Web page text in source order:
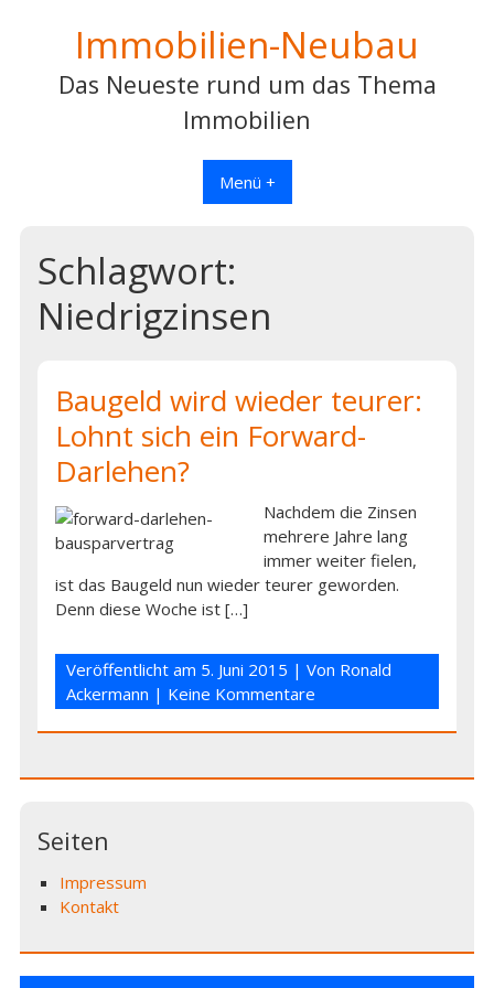
Immobilien-Neubau
Das Neueste rund um das Thema
Immobilien
Menü +
Schlagwort:
Niedrigzinsen
Baugeld wird wieder teurer:
Lohnt sich ein Forward-
Darlehen?
Nachdem die Zinsen
mehrere Jahre lang
immer weiter fielen,
ist das Baugeld nun wieder teurer geworden.
Denn diese Woche ist […]
Veröffentlicht am 5. Juni 2015 | Von Ronald
Ackermann | Keine Kommentare
Seiten
Impressum
Kontakt